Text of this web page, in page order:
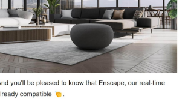
提供百度网盘、腾讯微云、阿里云
载方式（建议安装客户端下载），
接失效请在评论区留言。如果有其
加我个人微信，微信号：sketchupt
载 提取码：74cw；解压码： 下载